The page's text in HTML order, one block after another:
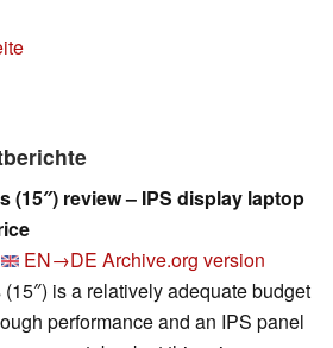
(15″) review – IPS display laptop
EN→DE Archive.org version
is a relatively adequate budget
performance and an IPS panel